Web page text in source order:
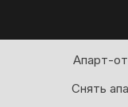
Апарт-
Снять